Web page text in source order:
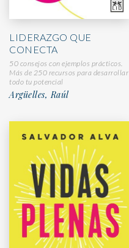
LIDERAZGO QUE
CONECTA
50 consejos con ejemplos prácticos.
Más de 250 recursos para desarrollar
todo tu potencial
Argüelles, Raúl